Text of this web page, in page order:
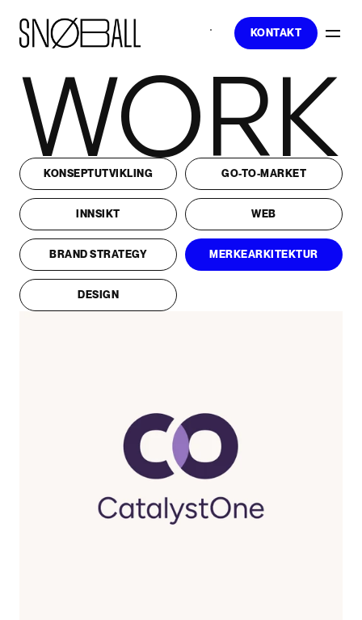
KONTAKT
WORK
KONSEPTUTVIKLING
GO-TO-MARKET
INNSIKT
WEB
BRAND STRATEGY
MERKEARKITEKTUR
DESIGN